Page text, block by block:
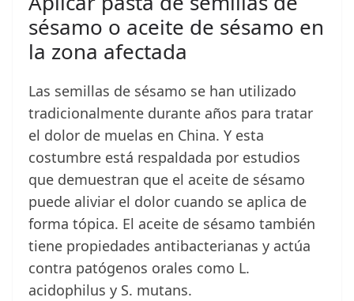
sésamo o aceite de sésamo en
la zona afectada
Las semillas de sésamo se han utilizado
tradicionalmente durante años para tratar
el dolor de muelas en China. Y esta
costumbre está respaldada por estudios
que demuestran que el aceite de sésamo
puede aliviar el dolor cuando se aplica de
forma tópica. El aceite de sésamo también
tiene propiedades antibacterianas y actúa
contra patógenos orales como L.
acidophilus y S. mutans.